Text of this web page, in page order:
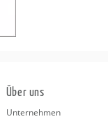
Über uns
Unternehmen